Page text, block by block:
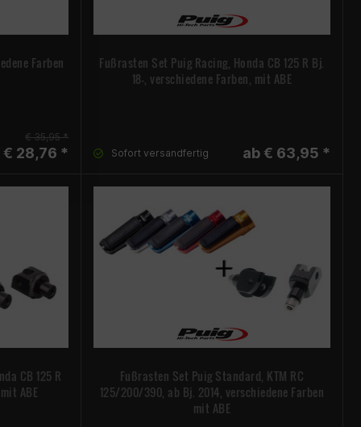
Farben
€ 35,95 *
€ 28,76 *
Fußrasten Set Puig Racing, Honda CB 125 R Bj.
18-, verschiedene Farben, mit ABE
Sofort versandfertig ab € 63,95 *
CB 125 R
ABE
Fußrasten Set Puig Standard, KTM RC
125/200/390, ab Bj. 2014, verschiedene Farben
mit ABE